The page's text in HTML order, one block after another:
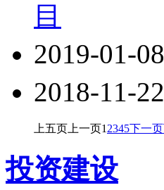
目
2019-01-08
2018-11-22
上五页上一页 12345 下一页
投资建设